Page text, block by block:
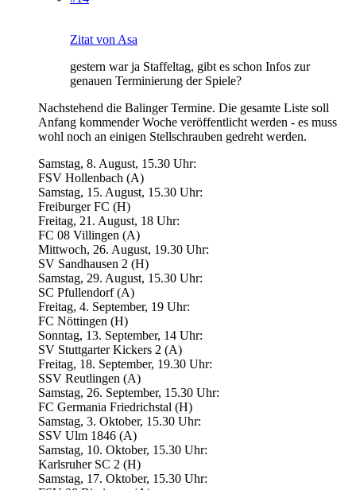
Zitat von Asa
gestern war ja Staffeltag, gibt es schon Infos zur
genauen Terminierung der Spiele?
Nachstehend die Balinger Termine. Die gesamte Liste soll
Anfang kommender Woche veröffentlicht werden - es muss
wohl noch an einigen Stellschrauben gedreht werden.
Samstag, 8. August, 15.30 Uhr:
FSV Hollenbach (A)
Samstag, 15. August, 15.30 Uhr:
Freiburger FC (H)
Freitag, 21. August, 18 Uhr:
FC 08 Villingen (A)
Mittwoch, 26. August, 19.30 Uhr:
SV Sandhausen 2 (H)
Samstag, 29. August, 15.30 Uhr:
SC Pfullendorf (A)
Freitag, 4. September, 19 Uhr:
FC Nöttingen (H)
Sonntag, 13. September, 14 Uhr:
SV Stuttgarter Kickers 2 (A)
Freitag, 18. September, 19.30 Uhr:
SSV Reutlingen (A)
Samstag, 26. September, 15.30 Uhr:
FC Germania Friedrichstal (H)
Samstag, 3. Oktober, 15.30 Uhr:
SSV Ulm 1846 (A)
Samstag, 10. Oktober, 15.30 Uhr:
Karlsruher SC 2 (H)
Samstag, 17. Oktober, 15.30 Uhr: